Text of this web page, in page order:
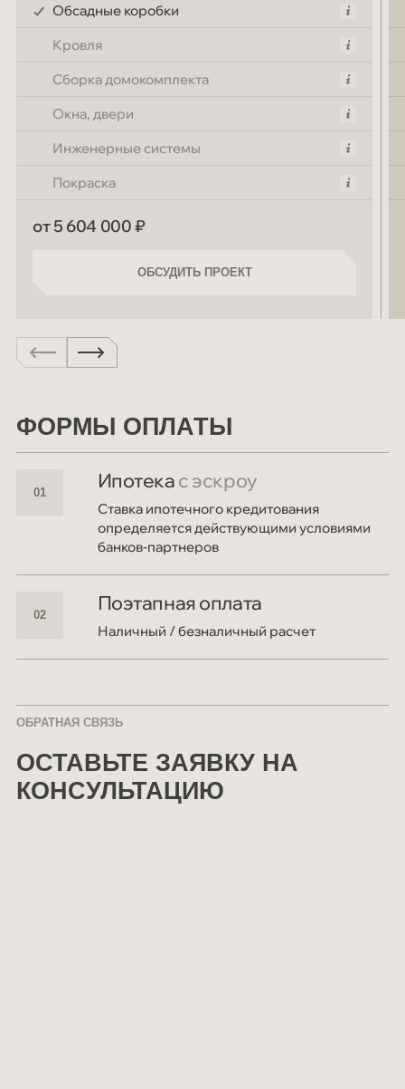
Обсадные коробки
Кровля
Сборка домокомплекта
Окна, двери
Инженерные системы
Покраска
от 5 604 000 ₽
ОБСУДИТЬ ПРОЕКТ
ФОРМЫ ОПЛАТЫ
Ипотекас эскроу
Ставка ипотечного кредитования
определяется действующими условиями
банков-партнеров
Поэтапная оплата
Наличный / безналичный расчет
ОБРАТНАЯ СВЯЗЬ
ОСТАВЬТЕ ЗАЯВКУ НА
КОНСУЛЬТАЦИЮ